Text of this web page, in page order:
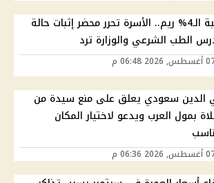
طالبة الـ4% ريم.. الأسرة تحرر محضر إثبات حالة
الطب الشرعي والوزارة ترد
الدين سعودي يعلق على منع سيدة من
بمول العرب ويدعو لاختيار المكان